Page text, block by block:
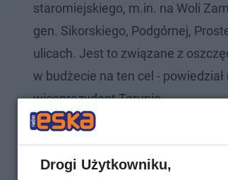
staromiejskiego, m.in. na Woli
gen. Sikorskiego, Podgórnej,
ulicach. Jest to związane z
w budżecie na ten cel - powiedział
wiceprezydent Torunia
Drogi Użytkowniku,